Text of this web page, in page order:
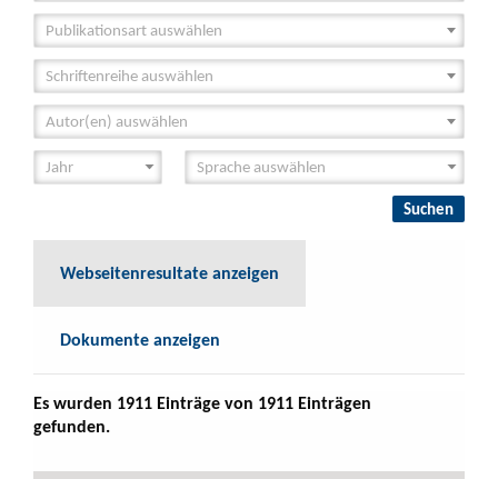
Publikationsart auswählen
Schriftenreihe auswählen
Autor(en) auswählen
Webseitenresultate anzeigen
Dokumente anzeigen
Es wurden 1911 Einträge von 1911 Einträgen
gefunden.